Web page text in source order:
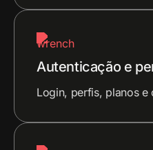
Autenticação e
Login, perfis, planos e